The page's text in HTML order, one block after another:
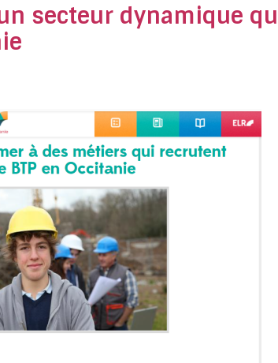
un secteur dynamique